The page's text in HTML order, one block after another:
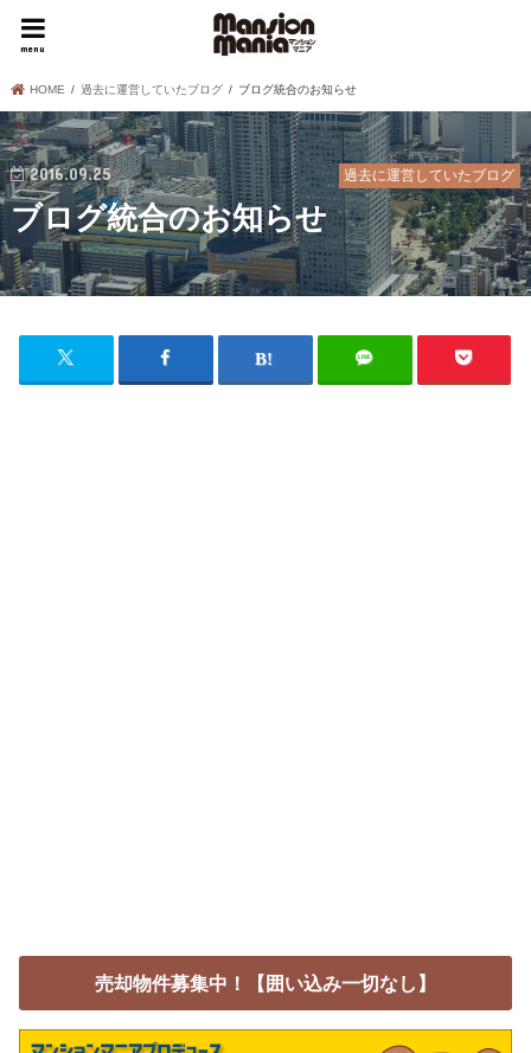
menu
HOME 過去に運営していたブログ ブログ統合のお知らせ
過去に運営していたブログ
2016.09.25
ブログ統合のお知らせ
売却物件募集中！【囲い込み一切なし】